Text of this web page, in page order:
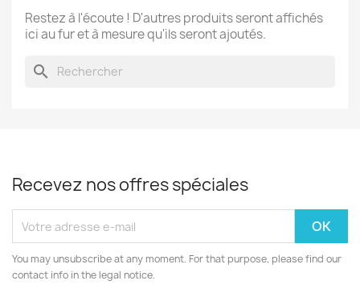
Restez à l'écoute ! D'autres produits seront affichés
ici au fur et à mesure qu'ils seront ajoutés.
search
Recevez nos offres spéciales
You may unsubscribe at any moment. For that purpose, please find our
contact info in the legal notice.
Créer une liste d'envies